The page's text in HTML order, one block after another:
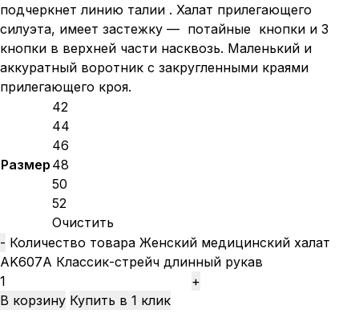
подчеркнет линию талии . Халат прилегающего
силуэта, имеет застежку — потайные кнопки и 3
кнопки в верхней части насквозь. Маленький и
аккуратный воротник с закругленными краями
прилегающего кроя.
Размер
42
44
46
48
50
52
Очистить
Количество товара Женский медицинский халат
AK607А Классик-стрейч длинный рукав
В корзину Купить в 1 клик